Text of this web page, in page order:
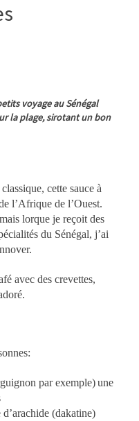
voyage au Sénégal
la plage, sirotant un bon
cette sauce à
l’Afrique de l’Ouest.
lorque je reçoit des
du Sénégal, j’ai
avec des crevettes,
par exemple)une
(dakatine)